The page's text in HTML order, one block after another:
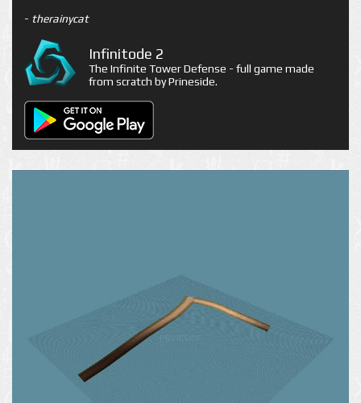
- therainycat
Infinitode 2
The Infinite Tower Defense - full game made
from scratch by Prineside.